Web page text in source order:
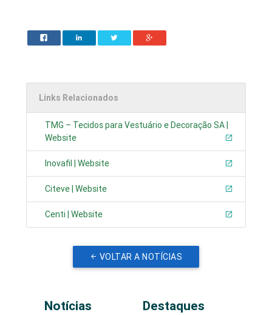
Links Relacionados
TMG – Tecidos para Vestuário e Decoração SA |
Website
Inovafil | Website
Citeve | Website
Centi | Website
VOLTAR A NOTÍCIAS
Notícias Destaques